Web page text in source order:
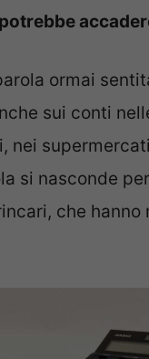
ormai
sui conti
nei
si nasconde
che hanno